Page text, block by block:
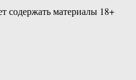
содержать материалы 18+